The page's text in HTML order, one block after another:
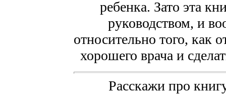
ребенка. Зато эта
руководством, и
относительно того, как
хорошего врача и
Расскажи про